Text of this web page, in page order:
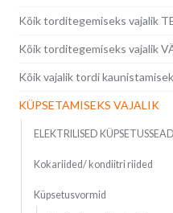
Kõik torditegemiseks vajalik
Kõik torditegemiseks vajalik
Kõik vajalik tordi
KÜPSETAMISEKS VAJALIK
ELEKTRILISED
Kokariided/ kondiitri riided
Küpsetusvormid